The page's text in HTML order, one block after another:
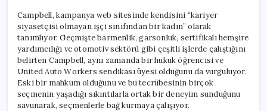
Campbell, kampanya web sitesinde kendisini “kariyer
siyasetçisi olmayan işçi sınıfından bir kadın” olarak
tanımlıyor. Geçmişte barmenlik, garsonluk, sertifikalı hemşire
yardımcılığı ve otomotiv sektörü gibi çeşitli işlerde çalıştığını
belirten Campbell, aynı zamanda bir hukuk öğrencisi ve
United Auto Workers sendikası üyesi olduğunu da vurguluyor.
Eski bir mahkum olduğunu ve bu tecrübesinin birçok
seçmenin yaşadığı sıkıntılarla ortak bir deneyim sunduğunu
savunarak, seçmenlerle bağ kurmaya çalışıyor.